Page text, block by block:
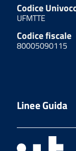
Codice
UFMTTE
Codice fiscale
80005090115
Linee Guida